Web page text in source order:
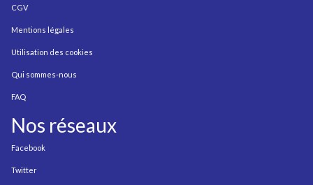
CGV
Mentions légales
Utilisation des cookies
Qui sommes-nous
FAQ
Nos réseaux
Facebook
Twitter